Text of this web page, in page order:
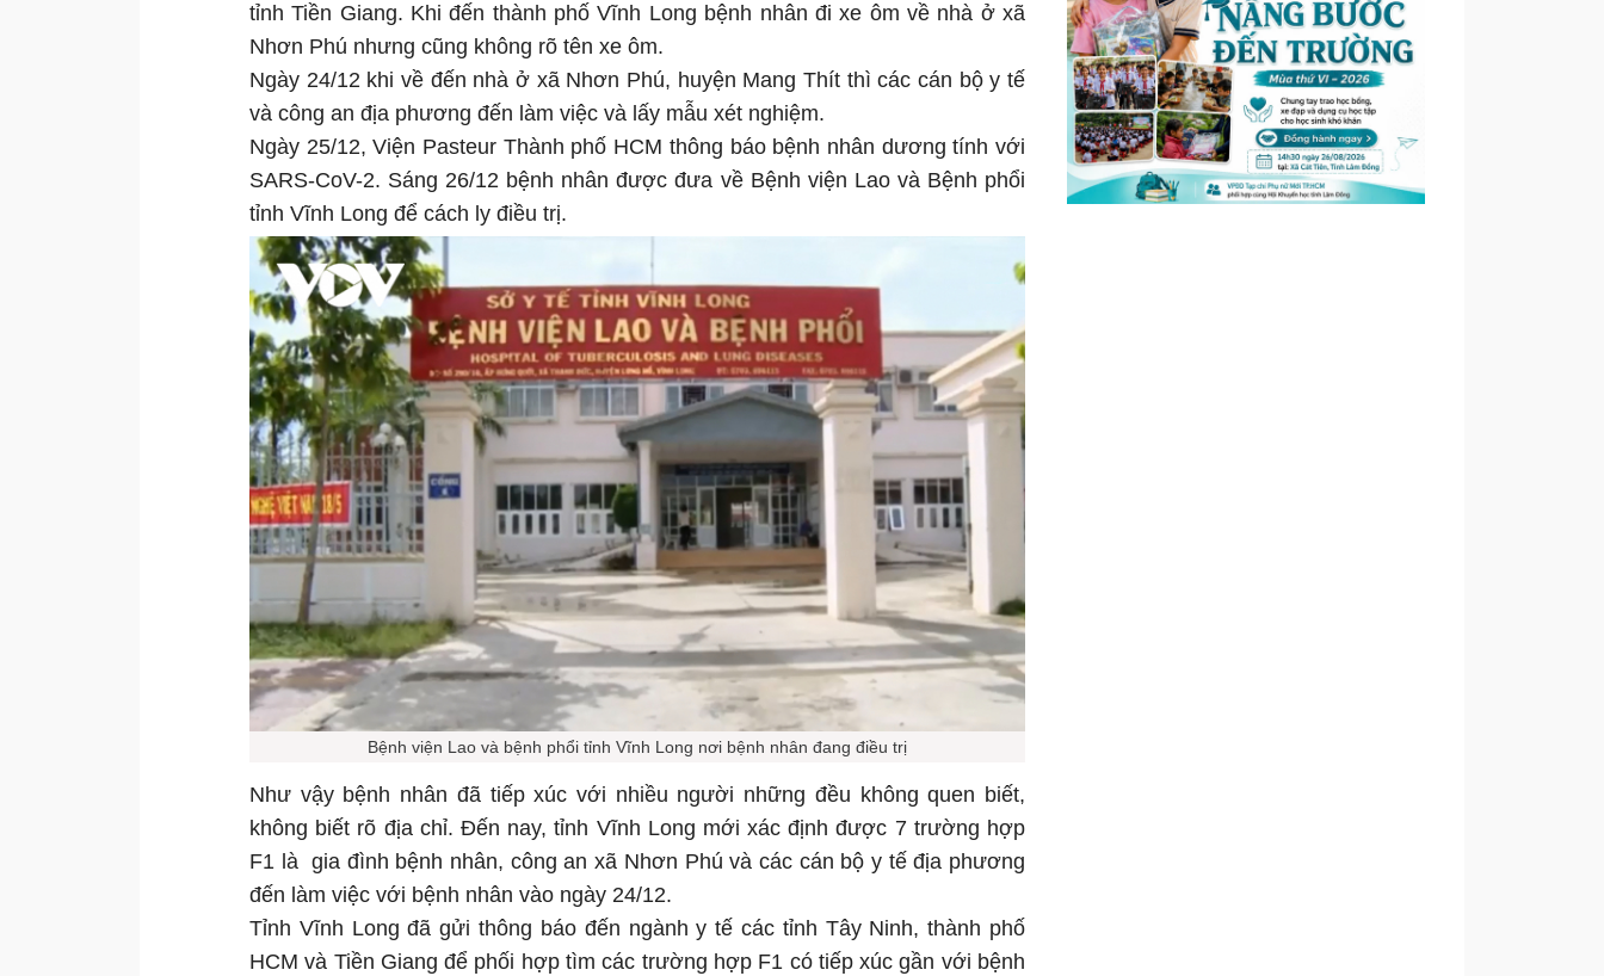
tỉnh Tiền Giang. Khi đến thành phố Vĩnh Long bệnh nhân đi xe ôm về nhà ở xã
Nhơn Phú nhưng cũng không rõ tên xe ôm.
Ngày 24/12 khi về đến nhà ở xã Nhơn Phú, huyện Mang Thít thì các cán bộ y tế
và công an địa phương đến làm việc và lấy mẫu xét nghiệm.
Ngày 25/12, Viện Pasteur Thành phố HCM thông báo bệnh nhân dương tính với
SARS-CoV-2. Sáng 26/12 bệnh nhân được đưa về Bệnh viện Lao và Bệnh phổi
tỉnh Vĩnh Long để cách ly điều trị.
Bệnh viện Lao và bệnh phổi tỉnh Vĩnh Long nơi bệnh nhân đang điều trị
Như vậy bệnh nhân đã tiếp xúc với nhiều người những đều không quen biết,
không biết rõ địa chỉ. Đến nay, tỉnh Vĩnh Long mới xác định được 7 trường hợp
F1 là gia đình bệnh nhân, công an xã Nhơn Phú và các cán bộ y tế địa phương
đến làm việc với bệnh nhân vào ngày 24/12.
Tỉnh Vĩnh Long đã gửi thông báo đến ngành y tế các tỉnh Tây Ninh, thành phố
HCM và Tiền Giang để phối hợp tìm các trường hợp F1 có tiếp xúc gần với bệnh